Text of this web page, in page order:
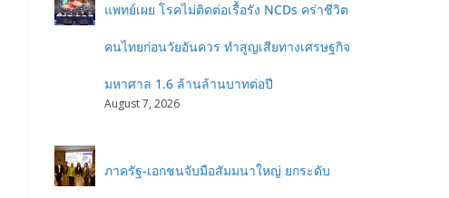
แพทย์เผย โรคไม่ติดต่อเรื้อรัง NCDs คร่าชีวิต
คนไทยก่อนวัยอันควร ทำสูญเสียทางเศรษฐกิจ
มหาศาล 1.6 ล้านล้านบาทต่อปี
August 7, 2026
ภาครัฐ-เอกชนจับมือสัมมนาใหญ่ ยกระดับ